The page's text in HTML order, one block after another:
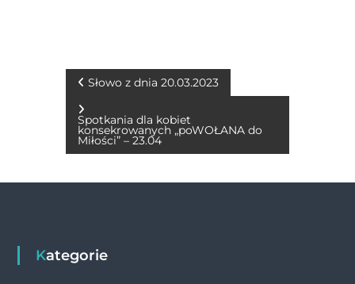
b
o
o
k
n
g
er
r
A
p
p
k
N
a
w
a
Słowo z dnia 20.03.2023
Spotkania dla kobiet
konsekrowanych „poWOŁANA do
Miłości” – 23.04
Kategorie